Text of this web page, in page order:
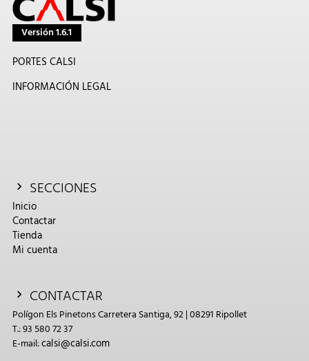
Versión 1.6.1
PORTES CALSI
INFORMACIÓN LEGAL
SECCIONES
Inicio
Contactar
Tienda
Mi cuenta
CONTACTAR
Polígon Els Pinetons Carretera Santiga, 92 | 08291 Ripollet
T.: 93 580 72 37
E-mail:calsi@calsi.com